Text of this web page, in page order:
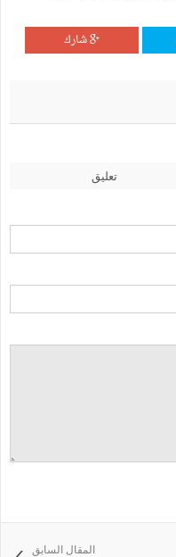
شارك
تعليق
المقال السابق